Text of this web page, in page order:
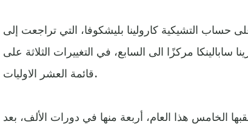
حساب التشيكية كارولينا بليشكوفا، التي تراجعت إلى
سابالينكا مركزًا الى السابع، في التغييرات الثلاثة على
قائمة العشر الاوليات.
الخامس هذا العام، أربعة منها في دورات الألف، بعد